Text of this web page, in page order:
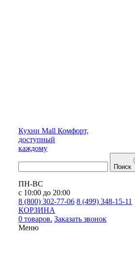
Кухни Mall Комфорт,
доступный
каждому
Поиск
ПН-ВС
с 10:00 до 20:00
8 (800) 302-77-06 8 (499) 348-15-11
КОРЗИНА
0 товаров. Заказать звонок
Меню